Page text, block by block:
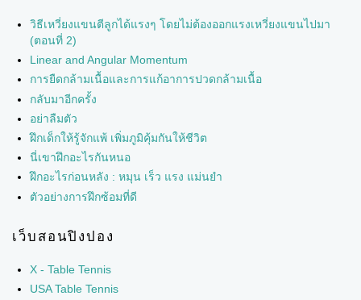
วิธีเหวี่ยงแขนตีลูกได้แรงๆ โดยไม่ต้องออกแรงเหวี่ยงแขนไปมา
(ตอนที่ 2)
Linear and Angular Momentum
การยืดกล้ามเนื้อและการแก้อาการปวดกล้ามเนื้อ
กลับมาอีกครั้ง
อย่าลืมตัว
ฝึกเด็กให้รู้จักแพ้ เพิ่มภูมิคุ้มกันให้ชีวิต
นี่เขาฝึกอะไรกันหนอ
ฝึกอะไรก่อนหลัง : หมุน เร็ว แรง แม่นยำ
ตัวอย่างการฝึกซ้อมที่ดี
เว็บสอนปิงปอง
X - Table Tennis
USA Table Tennis